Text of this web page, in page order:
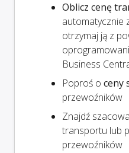
Oblicz cenę
automatycznie
otrzymaj ją z
Business
Poproś o ceny
przewoźników
Znajdź
transportu lub
przewoźników